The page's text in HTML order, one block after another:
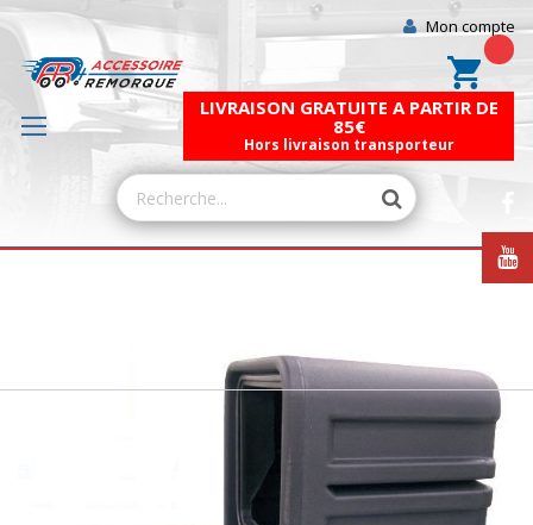
Mon compte
Mon
LIVRAISON GRATUITE A PARTIR DE
85€
Hors livraison transporteur
the